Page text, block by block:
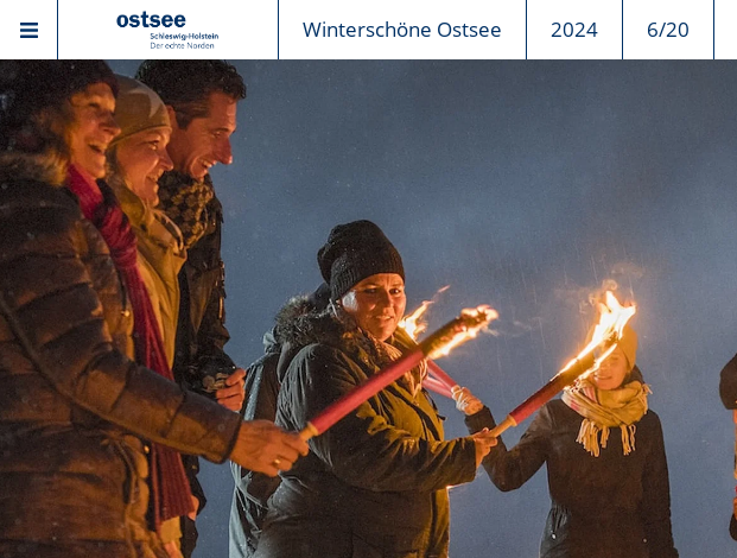
Winterschöne Ostsee 2024 6/20